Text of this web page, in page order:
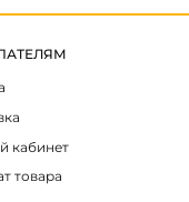
кабинет
товара